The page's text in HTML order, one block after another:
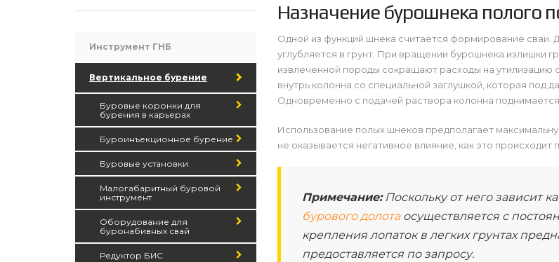
Назначение бурошнека полого
Одной из функций шнека считается формирование сваи.
углубляется в грунт. При вращении бурошнека излишки
извлеченной породы сокращают расходы на
внутрь колонна со специальной заглушкой, которая под
Одновременно с подачей раствора колонна
Использование полых шнеков предполагает
не оказывается негативное влияние, как это происходит
Примечание:Поскольку от него зависит
бурового долотаосуществляется с
крепления лопаток в легких грунтах
предоставляется по запросу.
Инструмент ГНБ
Вертикальное бурение
Буровые коронки для
бурения в карьерах
Буроинъекционное бурение
Буровые установки
Малогабаритный буровой
инструмент
Оборудование для
буронабивных свай
Редуктор БИС